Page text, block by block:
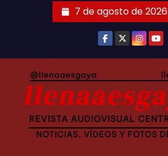
7 de agosto de 2026